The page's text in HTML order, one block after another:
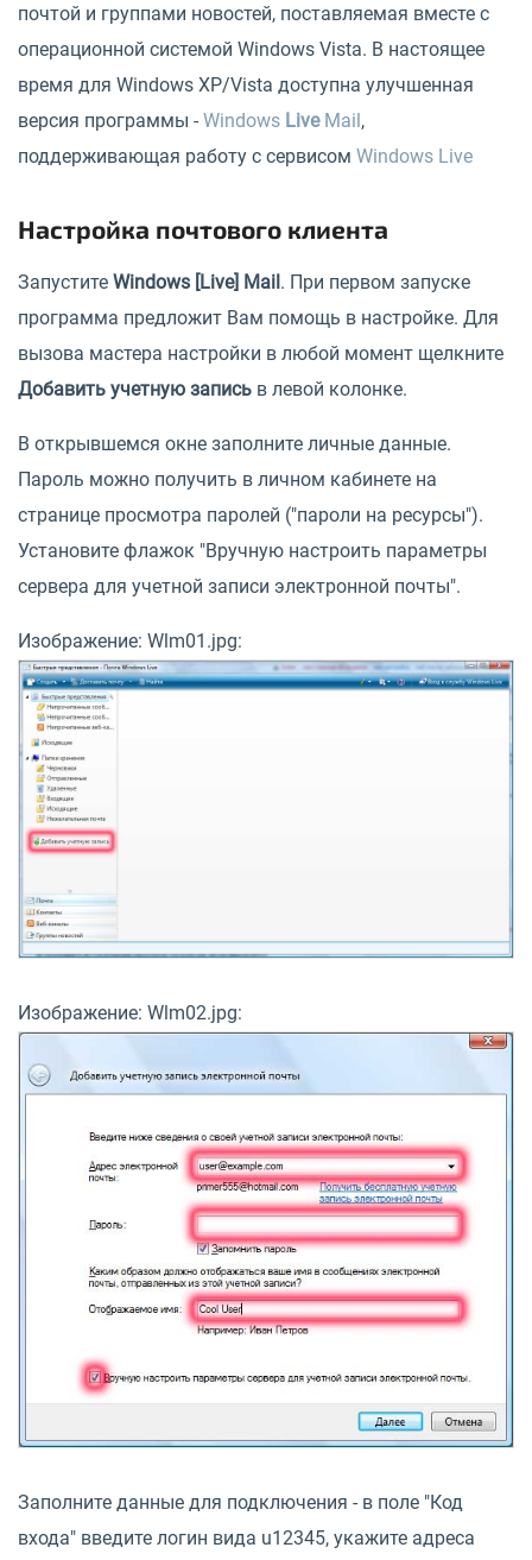
почтой и группами новостей, поставляемая вместе с
операционной системой Windows Vista. В настоящее
время для Windows XP/Vista доступна улучшенная
версия программы - Windows LiveMail,
поддерживающая работу с сервисом Windows Live
Настройка почтового клиента
Запустите Windows [Live] Mail. При первом запуске
программа предложит Вам помощь в настройке. Для
вызова мастера настройки в любой момент щелкните
Добавить учетную запись в левой колонке.
В открывшемся окне заполните личные данные.
Пароль можно получить в личном кабинете на
странице просмотра паролей ("пароли на ресурсы").
Установите флажок "Вручную настроить параметры
сервера для учетной записи электронной почты".
Заполните данные для подключения - в поле "Код
входа" введите логин вида u12345, укажите адреса